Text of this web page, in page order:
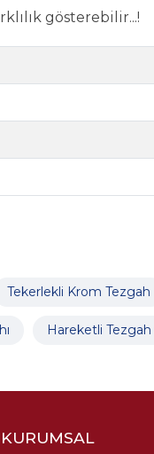
gösterebilir...!
Tekerlekli Krom Tezgah
Hareketli
KURUMSAL